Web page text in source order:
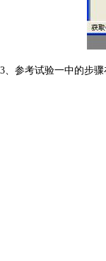
3、参考试验一中的步骤